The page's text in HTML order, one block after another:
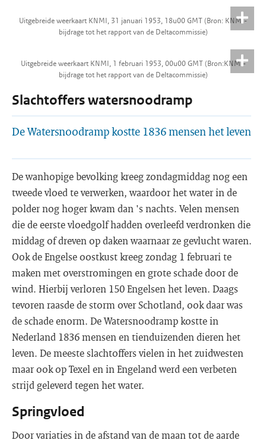
Uitgebreide weerkaart KNMI, 31 januari 1953, 18u00 GMT (Bron: KNMI-
bijdrage tot het rapport van de Deltacommissie)
Uitgebreide weerkaart KNMI, 1 februari 1953, 00u00 GMT (Bron:KNMI-
bijdrage tot het rapport van de Deltacommissie)
Slachtoffers watersnoodramp
De Watersnoodramp kostte 1836 mensen het leven
De wanhopige bevolking kreeg zondagmiddag nog een
tweede vloed te verwerken, waardoor het water in de
polder nog hoger kwam dan 's nachts. Velen mensen
die de eerste vloedgolf hadden overleefd verdronken die
middag of dreven op daken waarnaar ze gevlucht waren.
Ook de Engelse oostkust kreeg zondag 1 februari te
maken met overstromingen en grote schade door de
wind. Hierbij verloren 150 Engelsen het leven. Daags
tevoren raasde de storm over Schotland, ook daar was
de schade enorm. De Watersnoodramp kostte in
Nederland 1836 mensen en tienduizenden dieren het
leven. De meeste slachtoffers vielen in het zuidwesten
maar ook op Texel en in Engeland werd een verbeten
strijd geleverd tegen het water.
Springvloed
Door variaties in de afstand van de maan tot de aarde